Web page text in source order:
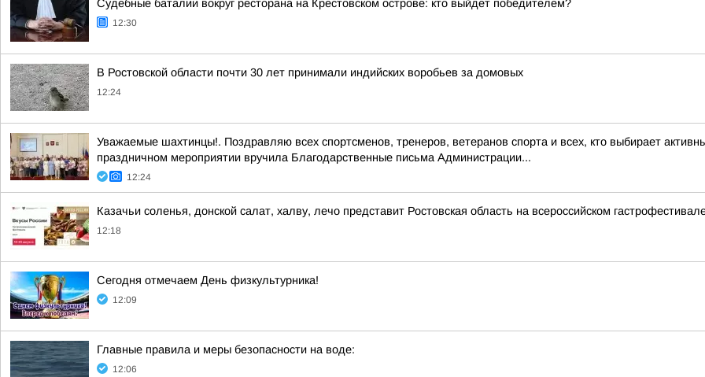
Судебные баталии вокруг ресторана на Крестовском острове: кто выйдет победителем?
12:30
В Ростовской области почти 30 лет принимали индийских воробьев за домовых
12:24
Уважаемые шахтинцы!. Поздравляю всех спортсменов, тренеров, ветеранов спорта и всех, кто выбирает
праздничном мероприятии вручила Благодарственные письма Администрации...
12:24
Казачьи соленья, донской салат, халву, лечо представит Ростовская область на всероссийском
12:18
Сегодня отмечаем День физкультурника!
12:09
Главные правила и меры безопасности на воде:
12:06